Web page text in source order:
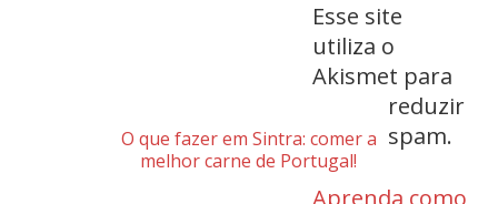
O que fazer em Sintra: comer a
melhor carne de Portugal!
Esse site
utiliza o
Akismet para
reduzir
spam.